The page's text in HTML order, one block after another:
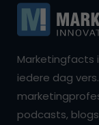
Marketingfacts
iedere dag
podcasts,